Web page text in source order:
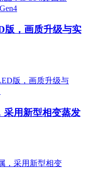
版，画质升级与实
采用新型相变蒸发